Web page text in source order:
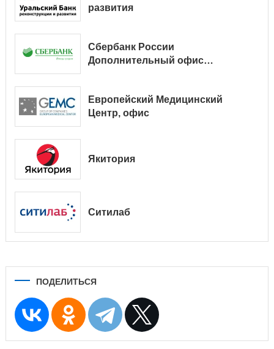
развития
Сбербанк России
Дополнительный офис
Европейский Медицинский
Центр, офис
Якитория
Ситилаб
ПОДЕЛИТЬСЯ